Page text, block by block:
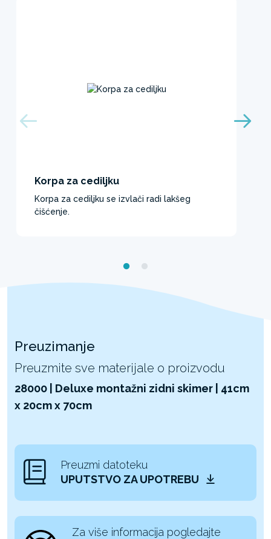
Korpa za cediljku
Korpa za cediljku se izvlači radi lakšeg
čišćenje.
Preuzimanje
Preuzmite sve materijale o proizvodu
28000 | Deluxe montažni zidni skimer | 41cm
x 20cm x 70cm
Preuzmi datoteku
UPUTSTVO ZA UPOTREBU
Za više informacija pogledajte